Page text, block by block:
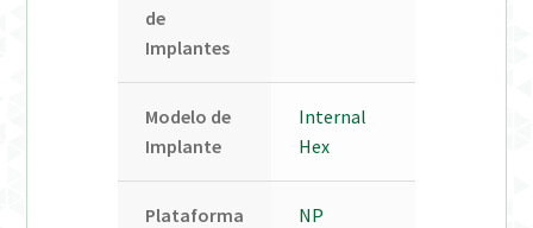
de
Implantes
Modelo de
Implante
Internal
Hex
Plataforma
NP